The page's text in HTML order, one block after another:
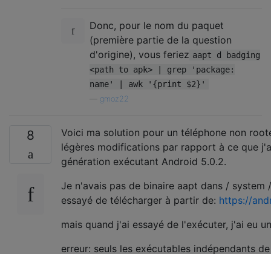
Donc, pour le nom du paquet
(première partie de la question
d'origine), vous feriez aapt d badging
<path to apk> | grep 'package:
name' | awk '{print $2}'
gmoz22
8
Voici ma solution pour un téléphone non
légères modifications par rapport à ce que
génération exécutant Android 5.0.2.
Je n'avais pas de binaire aapt dans /
essayé de télécharger à partir de: https://
mais quand j'ai essayé de l'exécuter, j'ai eu
erreur: seuls les exécutables indépendants